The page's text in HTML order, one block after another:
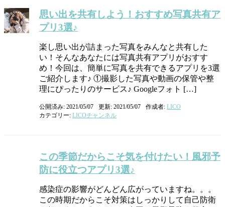
思い出を共有しよう！おすすめ写真共有ア
プリ3選♪
楽し思い出が詰まった写真をみんなと共有した
い！そんなあなたには写真共有アプリがおすす
め！今回は、簡単に写真を共有できるアプリを3選
ご紹介します♪ ①撮影した写真や動画の保管や整
理にぴったりのサービス♪ Googleフォト […]
公開済み: 2021/05/07 更新: 2021/05/07 作成者: LICO
カテゴリー: LICOチャンネル
この季節だからこそ気を付けたい！風邪予
防に役立つアプリ3選♪
感染症の影響がどんどん広がっていますね。。。
この時期だからこそ対策はしっかりして自己防衛